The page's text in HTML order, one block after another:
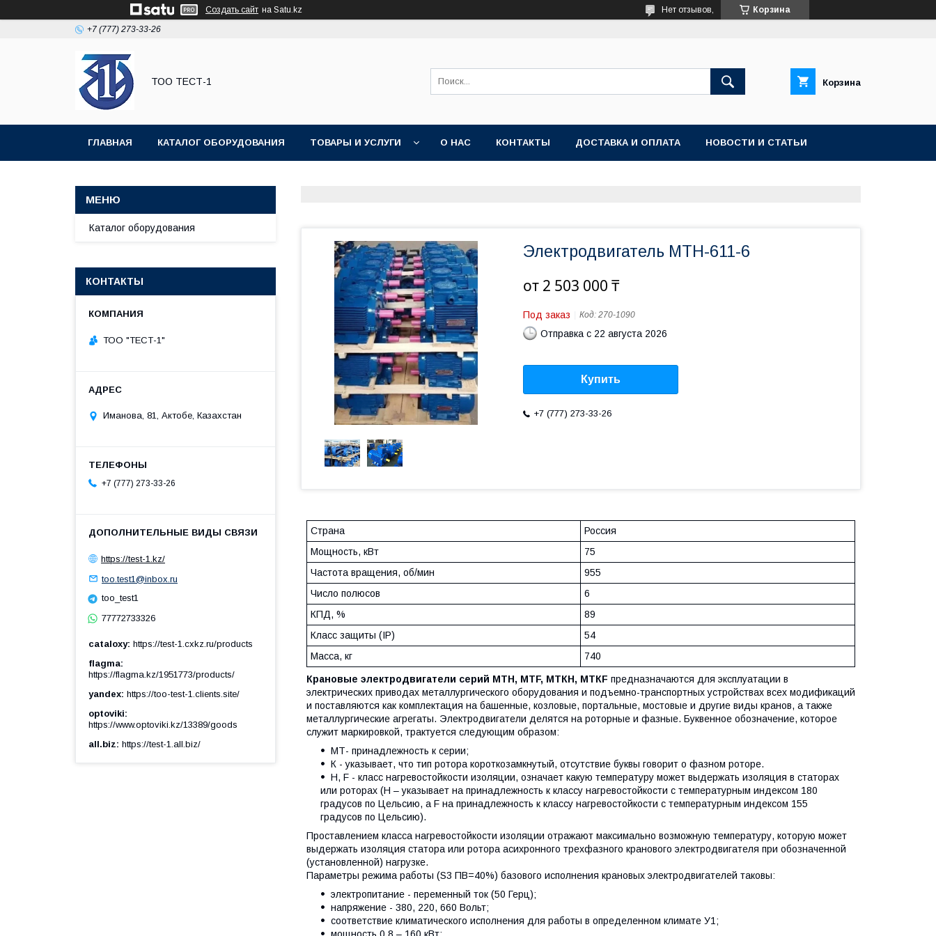
Создать сайт на Satu.kz Корзина
Нет отзывов,
+7 (777) 273-33-26
ТОО ТЕСТ-1 Корзина
ГЛАВНАЯ КАТАЛОГ ОБОРУДОВАНИЯ ТОВАРЫ И УСЛУГИ О НАС КОНТАКТЫ ДОСТАВКА И ОПЛАТА НОВОСТИ И СТАТЬИ
Электродвигатель МТН-611-6
от 2 503 000 ₸
Под заказ Код: 270-1090
Отправка с 22 августа 2026
Купить
+7 (777) 273-33-26
Страна
Россия
Мощность, кВт
75
Частота вращения, об/мин
955
Число полюсов
6
КПД, %
89
Класс защиты (IP)
54
Масса, кг
740
Крановые электродвигатели серий МТН, МТF, МТКН, МТКF предназначаются для эксплуатации в
электрических приводах металлургического оборудования и подъемно-транспортных устройствах всех модификаций
и поставляются как комплектация на башенные, козловые, портальные, мостовые и другие виды кранов, а также
металлургические агрегаты. Электродвигатели делятся на роторные и фазные. Буквенное обозначение, которое
служит маркировкой, трактуется следующим образом:
МТ- принадлежность к серии;
К - указывает, что тип ротора короткозамкнутый, отсутствие буквы говорит о фазном роторе.
Н, F - класс нагревостойкости изоляции, означает какую температуру может выдержать изоляция в статорах
или роторах (Н – указывает на принадлежность к классу нагревостойкости с температурным индексом 180
градусов по Цельсию, а F на принадлежность к классу нагревостойкости с температурным индексом 155
градусов по Цельсию).
Проставлением класса нагревостойкости изоляции отражают максимально возможную температуру, которую может
выдержать изоляция статора или ротора асихронного трехфазного кранового электродвигателя при обозначенной
(установленной) нагрузке.
Параметры режима работы (S3 ПВ=40%) базового исполнения крановых электродвигателей таковы:
электропитание - переменный ток (50 Герц);
напряжение - 380, 220, 660 Вольт;
соответствие климатического исполнения для работы в определенном климате У1;
Каталог оборудования
КОНТАКТЫ
ТОО "ТЕСТ-1"
Иманова, 81, Актобе, Казахстан
+7 (777) 273-33-26
https://test-1.kz/
too.test1@inbox.ru
too_test1
77772733326
cataloxy https://test-1.cxkz.ru/products
flagma
https://flagma.kz/1951773/products/
yandex https://too-test-1.clients.site/
optoviki
https://www.optoviki.kz/13389/goods
all.biz https://test-1.all.biz/